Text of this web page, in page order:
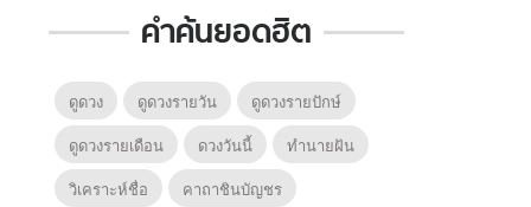
คำค้นยอดฮิต
ดูดวง ดูดวงรายวัน
ดูดวงรายปักษ์
ดูดวงรายเดือน
ดวงวันนี้
ทํานายฝัน
วิเคราะห์ชื่อ
คาถาชินบัญชร